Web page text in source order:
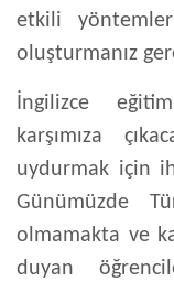
etkili
oluşturmanız
İngilizce
karşımıza
uydurmak için
Günümüzde
olmamakta ve
duyan